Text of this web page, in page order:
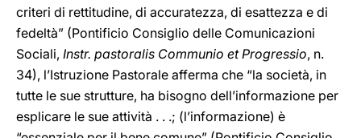
criteri di rettitudine, di accuratezza, di esattezza e di
fedeltà” (Pontificio Consiglio delle Comunicazioni
Sociali, Instr. pastoralis Communio et Progressio, n.
34), l’Istruzione Pastorale afferma che “la società, in
tutte le sue strutture, ha bisogno dell’informazione per
esplicare le sue attività . . .; (l’informazione) è